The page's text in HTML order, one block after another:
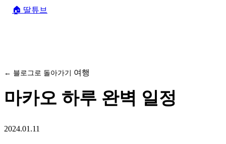
🏠 딸튜브
← 블로그로 돌아가기 여행
마카오 하루 완벽 일정
2024.01.11